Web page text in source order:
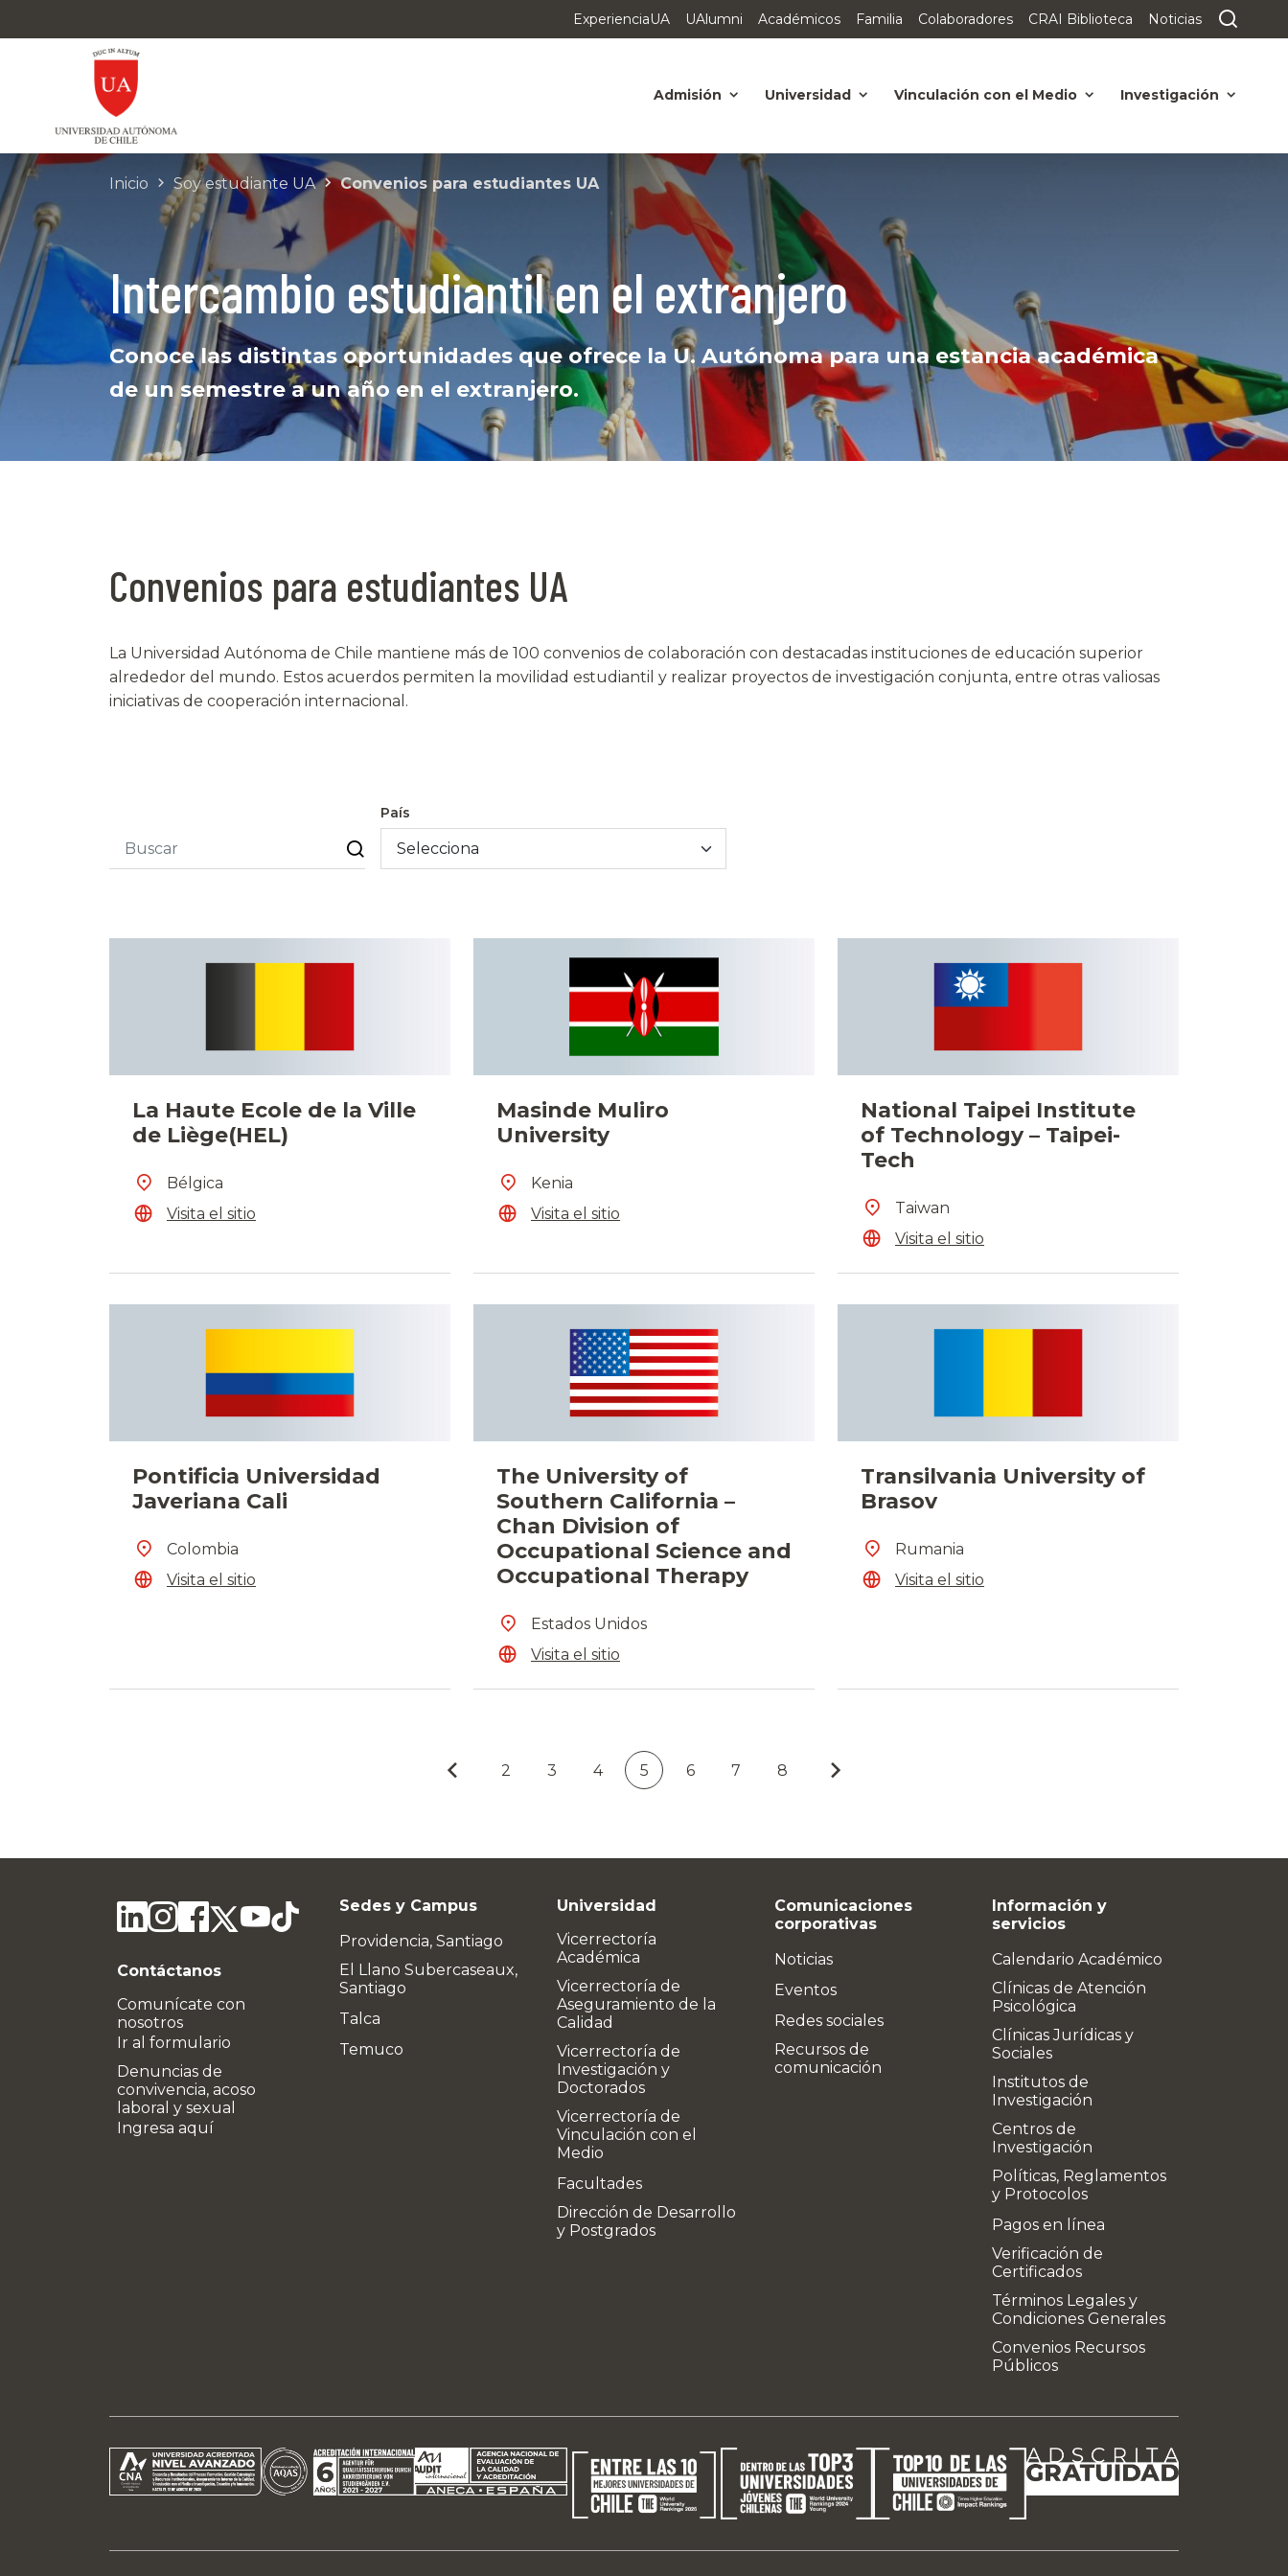
ExperienciaUA UAlumni Académicos Familia Colaboradores CRAI Biblioteca Noticias
Admisión Universidad Vinculación con el Medio Investigación
Inicio Soy estudiante UA Convenios para estudiantes UA
Intercambio estudiantil en el extranjero
Conoce las distintas oportunidades que ofrece la U. Autónoma para una estancia académica
de un semestre a un año en el extranjero.
Convenios para estudiantes UA
La Universidad Autónoma de Chile mantiene más de 100 convenios de colaboración con destacadas instituciones de educación superior
alrededor del mundo. Estos acuerdos permiten la movilidad estudiantil y realizar proyectos de investigación conjunta, entre otras valiosas
iniciativas de cooperación internacional.
País
La Haute Ecole de la Ville
de Liège(HEL)
Bélgica
Visita el sitio
Masinde Muliro
University
Kenia
Visita el sitio
National Taipei Institute
of Technology – Taipei-
Tech
Taiwan
Visita el sitio
Pontificia Universidad
Javeriana Cali
Colombia
Visita el sitio
The University of
Southern California –
Chan Division of
Occupational Science and
Occupational Therapy
Estados Unidos
Visita el sitio
Transilvania University of
Brasov
Rumania
Visita el sitio
2 3 4 5 6 7 8
Contáctanos
Comunícate con
nosotros
Ir al formulario
Denuncias de
convivencia, acoso
laboral y sexual
Ingresa aquí
Sedes y Campus
Providencia, Santiago
El Llano Subercaseaux,
Santiago
Talca
Temuco
Universidad
Vicerrectoría
Académica
Vicerrectoría de
Aseguramiento de la
Calidad
Vicerrectoría de
Investigación y
Doctorados
Vicerrectoría de
Vinculación con el
Medio
Facultades
Dirección de Desarrollo
y Postgrados
Comunicaciones
corporativas
Noticias
Eventos
Redes sociales
Recursos de
comunicación
Información y
servicios
Calendario Académico
Clínicas de Atención
Psicológica
Clínicas Jurídicas y
Sociales
Institutos de
Investigación
Centros de
Investigación
Políticas, Reglamentos
y Protocolos
Pagos en línea
Verificación de
Certificados
Términos Legales y
Condiciones Generales
Convenios Recursos
Públicos